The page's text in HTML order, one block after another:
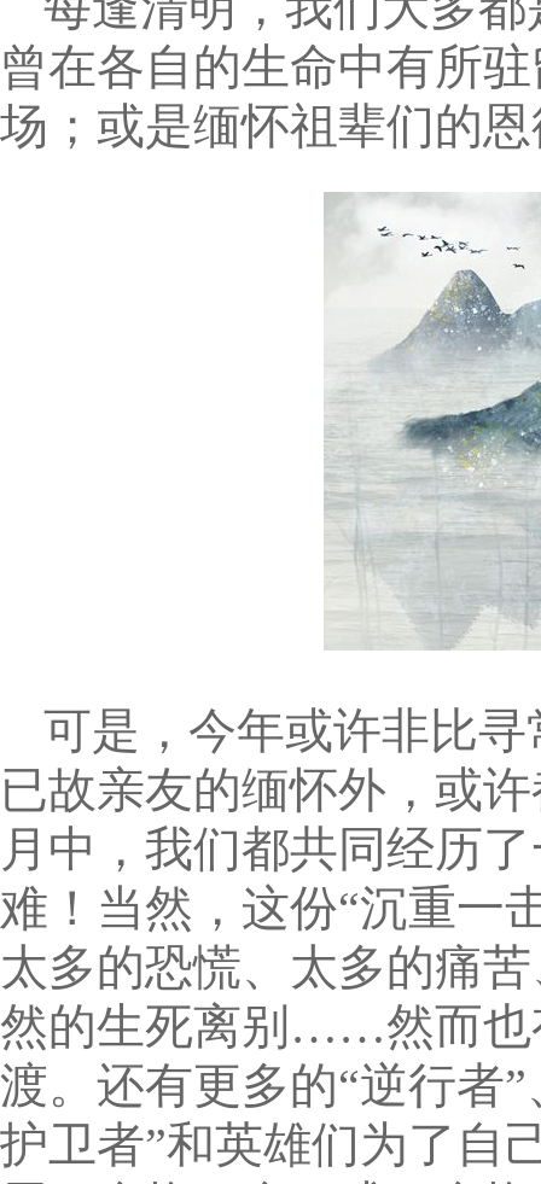
曾在各自的生命中有所
场；或是缅怀祖辈们的
可是，今年或许非比
已故亲友的缅怀外，或
月中，我们都共同经历
难！当然，这份“沉重一
太多的恐慌、太多的痛
然的生死离别……然而也
渡。还有更多的“逆行者
护卫者”和英雄们为了自